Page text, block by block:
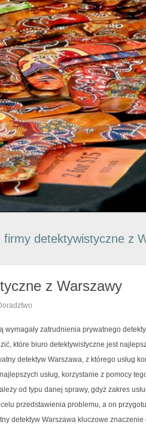
firmy detektywistyczne z
z Warszawy
zatrudnienia prywatnego
które biuro detektywistyczne jest
detektyw Warszawa, z którego usług
usług, korzystanie z pomocy
od typu danej sprawy, gdyż zakres
przedstawienia problemu, a on
detektyw Warszawa kluczowe znaczenie